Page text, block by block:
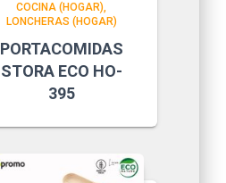
COCINA (HOGAR)
LONCHERAS (HOGAR)
PORTACOMIDAS
STORA ECO HO-
395